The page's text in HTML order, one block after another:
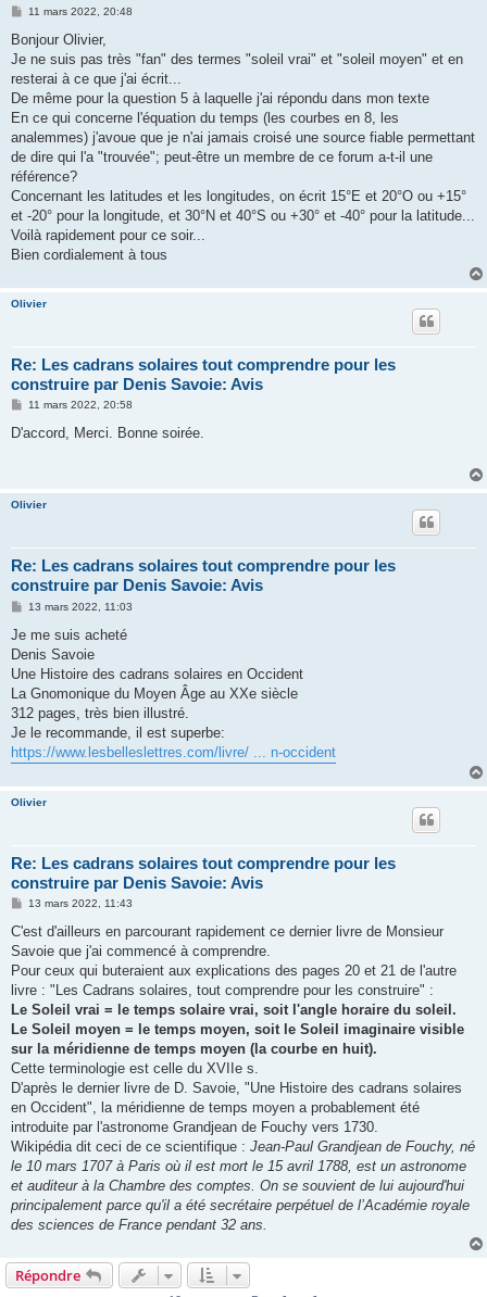
M
s
a
g
11 mars 2022, 20:48
Bonjour Olivier,
Je ne suis pas très "fan" des termes "soleil vrai" et "soleil moyen" et en
resterai à ce que j'ai écrit...
De même pour la question 5 à laquelle j'ai répondu dans mon texte
En ce qui concerne l'équation du temps (les courbes en 8, les
analemmes) j'avoue que je n'ai jamais croisé une source fiable permettant
de dire qui l'a "trouvée"; peut-être un membre de ce forum a-t-il une
référence?
Concernant les latitudes et les longitudes, on écrit 15°E et 20°O ou +15°
et -20° pour la longitude, et 30°N et 40°S ou +30° et -40° pour la latitude...
Voilà rapidement pour ce soir...
Bien cordialement à tous
Olivier
Re: Les cadrans solaires tout comprendre pour les
construire par Denis Savoie: Avis
M
s
11 mars 2022, 20:58
D'accord, Merci. Bonne soirée.
Olivier
Re: Les cadrans solaires tout comprendre pour les
construire par Denis Savoie: Avis
M
s
a
g
13 mars 2022, 11:03
Je me suis acheté
Denis Savoie
Une Histoire des cadrans solaires en Occident
La Gnomonique du Moyen Âge au XXe siècle
312 pages, très bien illustré.
Je le recommande, il est superbe:
https://www.lesbelleslettres.com/livre/ ... n-occident
Olivier
Re: Les cadrans solaires tout comprendre pour les
construire par Denis Savoie: Avis
M
s
a
g
13 mars 2022, 11:43
C'est d'ailleurs en parcourant rapidement ce dernier livre de Monsieur
Savoie que j'ai commencé à comprendre.
Pour ceux qui buteraient aux explications des pages 20 et 21 de l'autre
livre : "Les Cadrans solaires, tout comprendre pour les construire" :
Le Soleil vrai = le temps solaire vrai, soit l'angle horaire du soleil.
Le Soleil moyen = le temps moyen, soit le Soleil imaginaire visible
sur la méridienne de temps moyen (la courbe en huit).
Cette terminologie est celle du XVIIe s.
D'après le dernier livre de D. Savoie, "Une Histoire des cadrans solaires
en Occident", la méridienne de temps moyen a probablement été
introduite par l'astronome Grandjean de Fouchy vers 1730.
Wikipédia dit ceci de ce scientifique : Jean-Paul Grandjean de Fouchy, né
le 10 mars 1707 à Paris où il est mort le 15 avril 1788, est un astronome
et auditeur à la Chambre des comptes. On se souvient de lui aujourd'hui
principalement parce qu'il a été secrétaire perpétuel de l’Académie royale
des sciences de France pendant 32 ans.
Répondre